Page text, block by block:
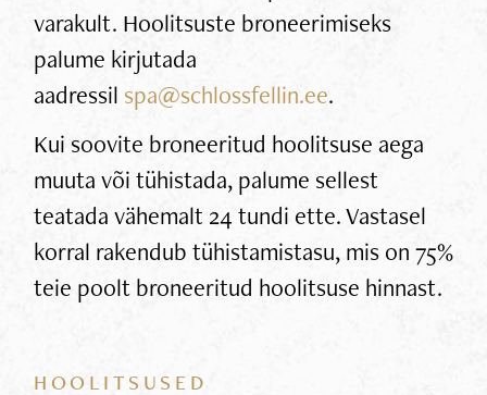
varakult. Hoolitsuste broneerimiseks
palume kirjutada
aadressil spa@schlossfellin.ee.
Kui soovite broneeritud hoolitsuse aega
muuta või tühistada, palume sellest
teatada vähemalt 24 tundi ette. Vastasel
korral rakendub tühistamistasu, mis on 75%
teie poolt broneeritud hoolitsuse hinnast.
HOOLITSUSED